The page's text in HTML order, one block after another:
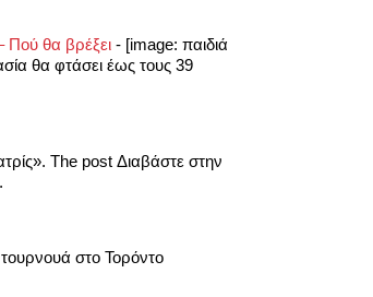
Πού θα βρέξει - [image: παιδιά
θα φτάσει έως τους 39
The post Διαβάστε στην
στο Τορόντο